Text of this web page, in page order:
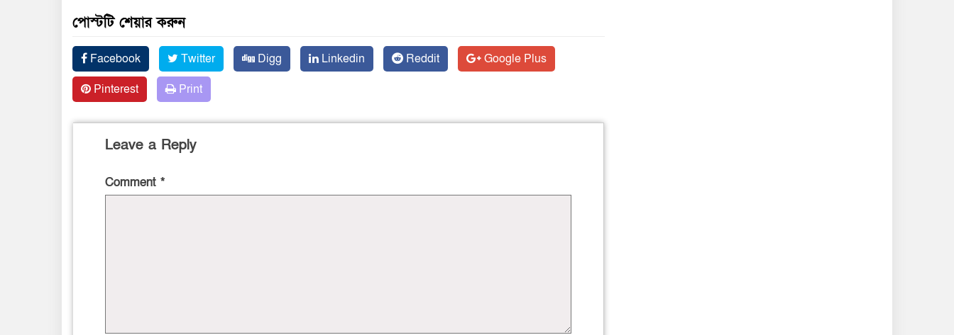
পোস্টটি শেয়ার করুন
Facebook Twitter Digg Linkedin Reddit
Google Plus
Pinterest
Print
Leave a Reply
Comment *